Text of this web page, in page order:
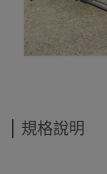
規格說明